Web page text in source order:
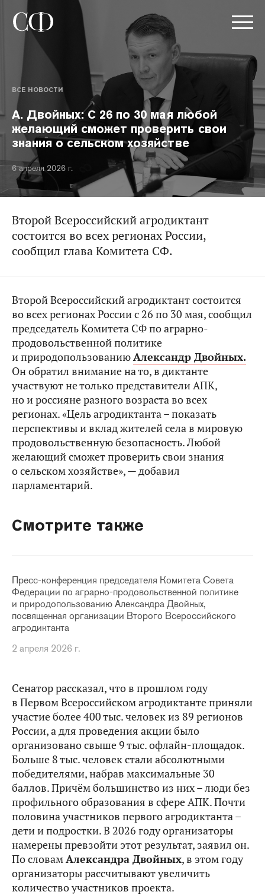
ВСЕ НОВОСТИ
А. Двойных: С 26 по 30 мая любой
желающий сможет проверить свои
знания о сельском хозяйстве
6 апреля 2026 г.
Второй Всероссийский агродиктант
состоится во всех регионах России,
сообщил глава Комитета СФ.
Второй Всероссийский агродиктант состоится
во всех регионах России с 26 по 30 мая, сообщил
председатель Комитета СФ по аграрно-
продовольственной политике
и природопользованиюАлександр Двойных.
Он обратил внимание на то, в диктанте
участвуют не только представители АПК,
но и россияне разного возраста во всех
регионах. «Цель агродиктанта – показать
перспективы и вклад жителей села в мировую
продовольственную безопасность. Любой
желающий сможет проверить свои знания
о сельском хозяйстве», — добавил
парламентарий.
Смотрите также
Пресс-конференция председателя Комитета Совета
Федерации по аграрно-продовольственной политике
и природопользованию Александра Двойных,
посвященная организации Второго Всероссийского
агродиктанта
2 апреля 2026 г.
Сенатор рассказал, что в прошлом году
в Первом Всероссийском агродиктанте приняли
участие более 400 тыс. человек из 89 регионов
России, а для проведения акции было
организовано свыше 9 тыс. офлайн-площадок.
Больше 8 тыс. человек стали абсолютными
победителями, набрав максимальные 30
баллов. Причём большинство из них – люди без
профильного образования в сфере АПК. Почти
половина участников первого агродиктанта –
дети и подростки. В 2026 году организаторы
намерены превзойти этот результат, заявил он.
По словамАлександра Двойных, в этом году
организаторы рассчитывают увеличить
количество участников проекта.